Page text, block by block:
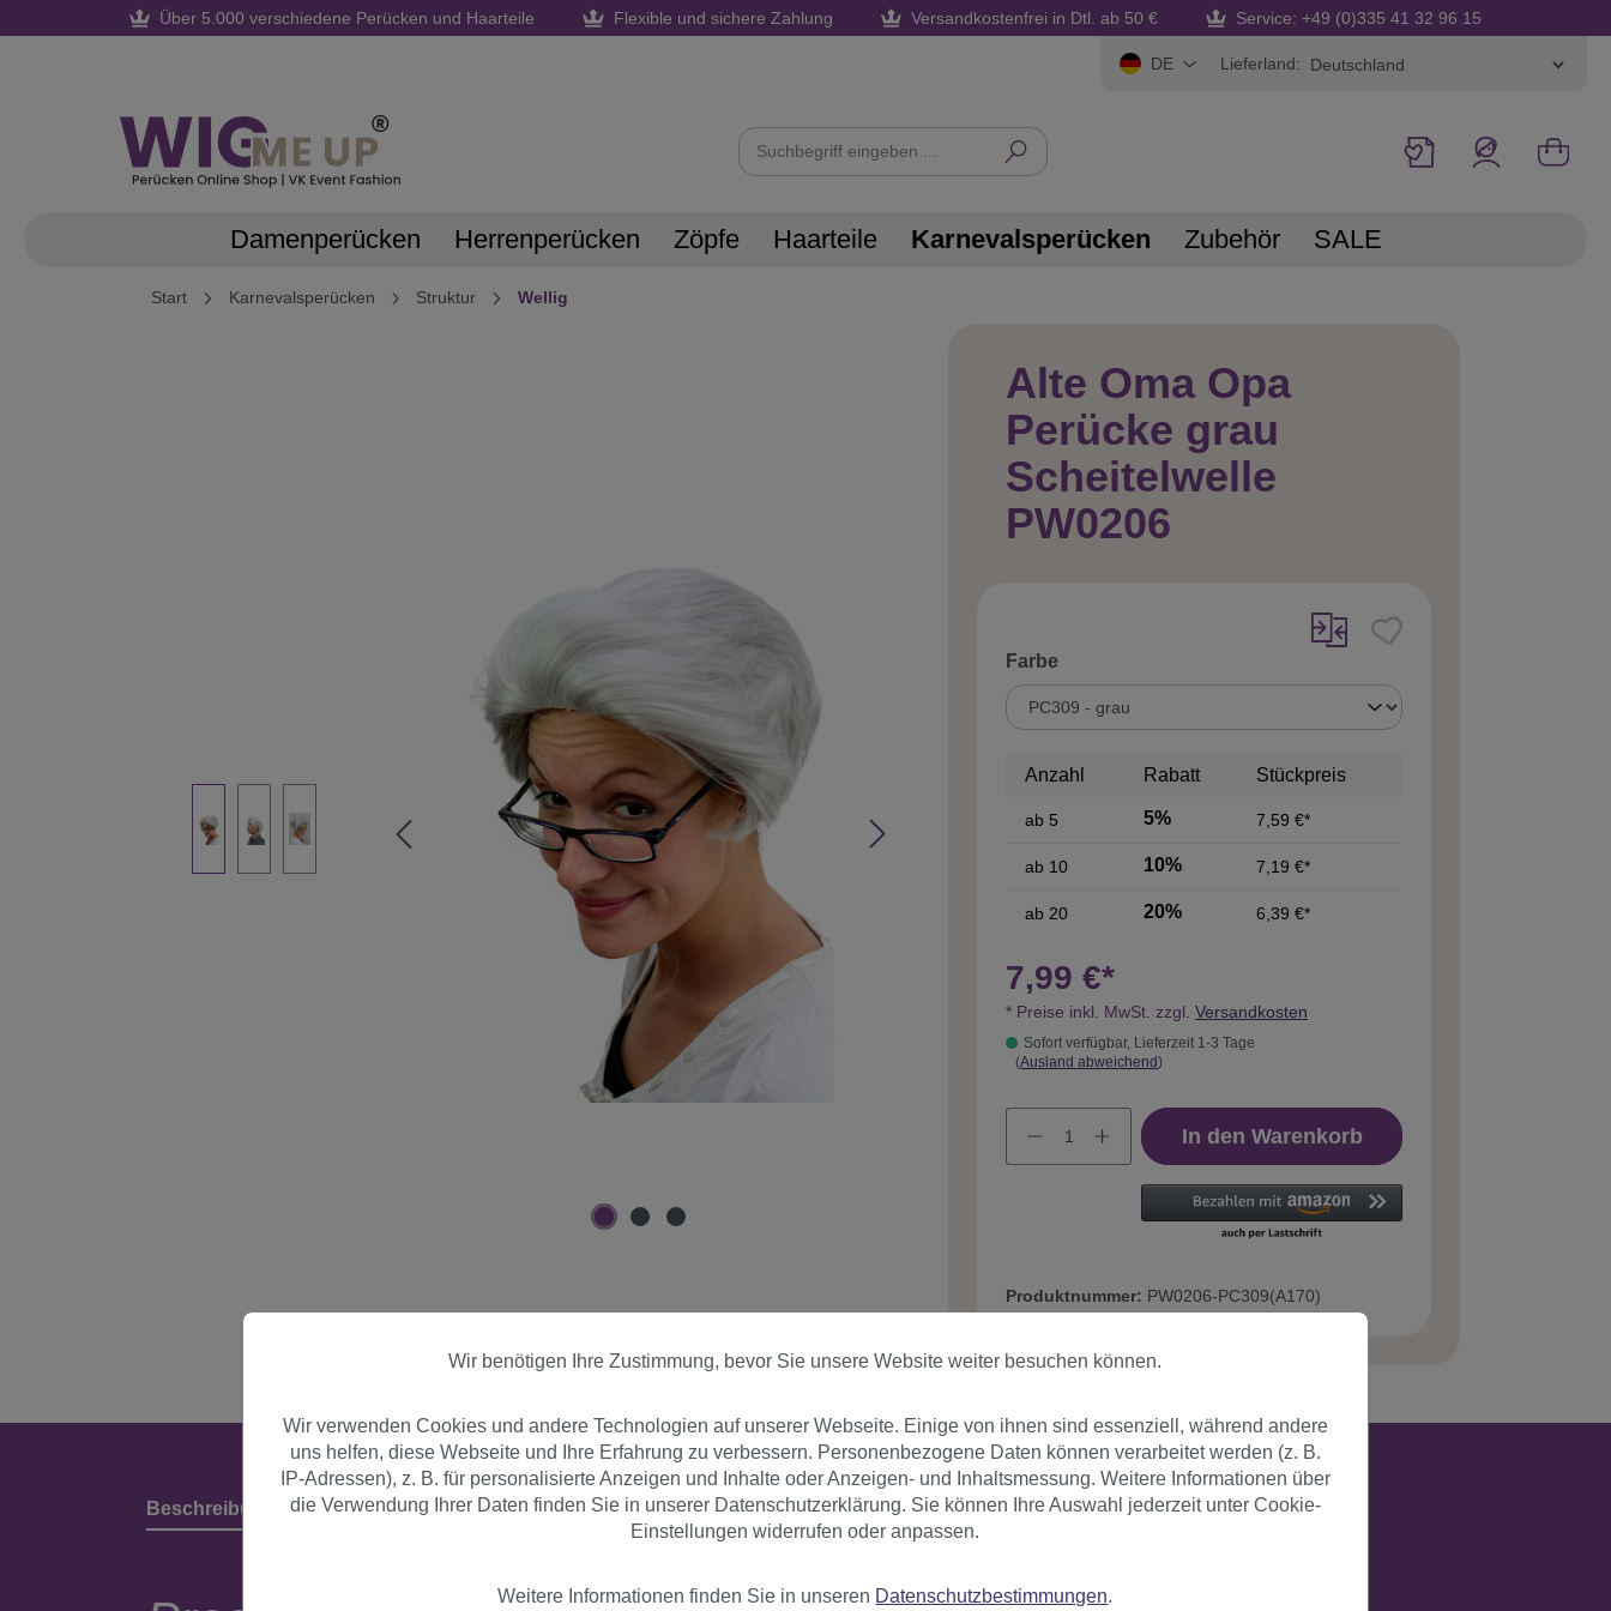
Zur Hauptnavigation springen
Über 5.000 verschiedene Perücken und Haarteile Flexible und sichere Zahlung Versandkostenfrei in Dtl. ab 50 € Service: +49 (0)335 41 32 96 15
DE Lieferland:
Damenperücken Herrenperücken Zöpfe Haarteile Karnevalsperücken Zubehör SALE
Start Karnevalsperücken Struktur Wellig
Alte Oma Opa
Perücke grau
Scheitelwelle
PW0206
Farbeauswählen
Anzahl Rabatt Stückpreis
ab 5 5% 7,59 €*
ab 10 10% 7,19 €*
ab 20 20% 6,39 €*
7,99 €*
* Preise inkl. MwSt. zzgl. Versandkosten
Sofort verfügbar, Lieferzeit 1-3 Tage
(Ausland abweichend)
In den Warenkorb
Produktnummer: PW0206-PC309(A170)
Beschreibung Produktdetails & Hersteller Bewertungen
Wir benötigen Ihre Zustimmung, bevor Sie unsere Website weiter besuchen können.
Wir verwenden Cookies und andere Technologien auf unserer Webseite. Einige von ihnen sind essenziell, während andere
uns helfen, diese Webseite und Ihre Erfahrung zu verbessern. Personenbezogene Daten können verarbeitet werden (z. B.
IP-Adressen), z. B. für personalisierte Anzeigen und Inhalte oder Anzeigen- und Inhaltsmessung. Weitere Informationen über
die Verwendung Ihrer Daten finden Sie in unserer Datenschutzerklärung. Sie können Ihre Auswahl jederzeit unter Cookie-
Einstellungen widerrufen oder anpassen.
Weitere Informationen finden Sie in unseren Datenschutzbestimmungen.